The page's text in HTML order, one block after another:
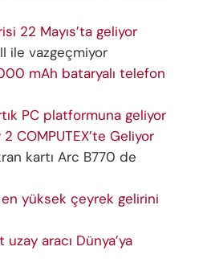
22 Mayıs’ta geliyor
ile vazgeçmiyor
mAh bataryalı telefon
PC platformuna geliyor
2 COMPUTEX’te Geliyor
kartı Arc B770 de
yüksek çeyrek gelirini
uzay aracı Dünya’ya